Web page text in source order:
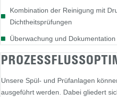
Kombination der Reinigung mit
Dichtheitsprüfungen
Überwachung und
Unsere Spül- und Prüfanlagen
ausgeführt werden. Dabei gliedert